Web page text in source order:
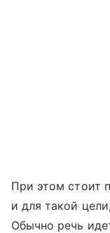
При этом стоит
и для такой
Обычно речь